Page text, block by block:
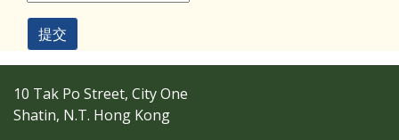
提交
10 Tak Po Street, City One
Shatin, N.T. Hong Kong